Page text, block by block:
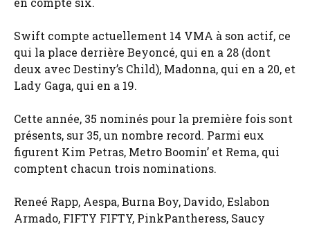
Swift compte actuellement 14 VMA à son actif, ce
qui la place derrière Beyoncé, qui en a 28 (dont
deux avec Destiny’s Child), Madonna, qui en a 20, et
Lady Gaga, qui en a 19.
Cette année, 35 nominés pour la première fois sont
présents, sur 35, un nombre record. Parmi eux
figurent Kim Petras, Metro Boomin’ et Rema, qui
comptent chacun trois nominations.
Reneé Rapp, Aespa, Burna Boy, Davido, Eslabon
Armado, FIFTY FIFTY, PinkPantheress, Saucy